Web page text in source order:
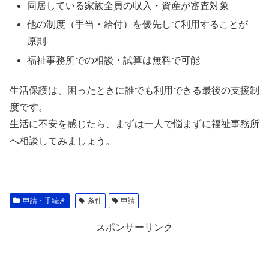
同居している家族全員の収入・資産が審査対象
他の制度（手当・給付）を優先して利用することが
原則
福祉事務所での相談・試算は無料で可能
生活保護は、困ったときに誰でも利用できる最後の支援制
度です。
生活に不安を感じたら、まずは一人で悩まずに福祉事務所
へ相談してみましょう。
申請・手続き 条件 申請
スポンサーリンク